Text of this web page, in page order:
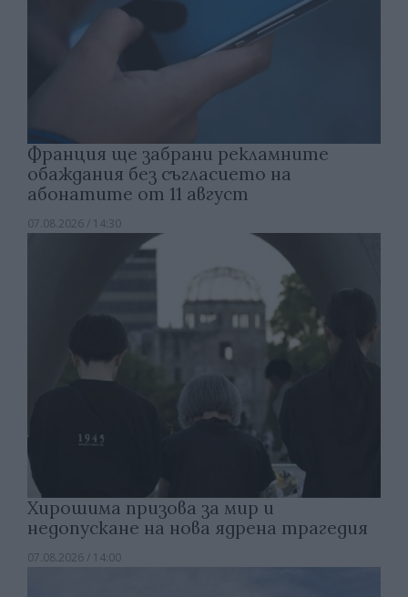
Франция ще забрани рекламните
обаждания без съгласието на
абонатите от 11 август
07.08.2026 / 14:30
Хирошима призова за мир и
недопускане на нова ядрена трагедия
07.08.2026 / 14:00